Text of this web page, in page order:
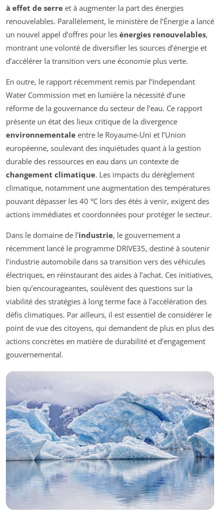
à effet de serre et à augmenter la part des énergies
renouvelables. Parallèlement, le ministère de l’Énergie a lancé
un nouvel appel d’offres pour les énergies renouvelables,
montrant une volonté de diversifier les sources d’énergie et
d’accélérer la transition vers une économie plus verte.
En outre, le rapport récemment remis par l’Independant
Water Commission met en lumière la nécessité d’une
réforme de la gouvernance du secteur de l’eau. Ce rapport
présente un état des lieux critique de la divergence
environnementale entre le Royaume-Uni et l’Union
européenne, soulevant des inquiétudes quant à la gestion
durable des ressources en eau dans un contexte de
changement climatique. Les impacts du dérèglement
climatique, notamment une augmentation des températures
pouvant dépasser les 40 °C lors des étés à venir, exigent des
actions immédiates et coordonnées pour protéger le secteur.
Dans le domaine de l’industrie, le gouvernement a
récemment lancé le programme DRIVE35, destiné à soutenir
l’industrie automobile dans sa transition vers des véhicules
électriques, en réinstaurant des aides à l’achat. Ces initiatives,
bien qu’encourageantes, soulèvent des questions sur la
viabilité des stratégies à long terme face à l’accélération des
défis climatiques. Par ailleurs, il est essentiel de considérer le
point de vue des citoyens, qui demandent de plus en plus des
actions concrètes en matière de durabilité et d’engagement
gouvernemental.